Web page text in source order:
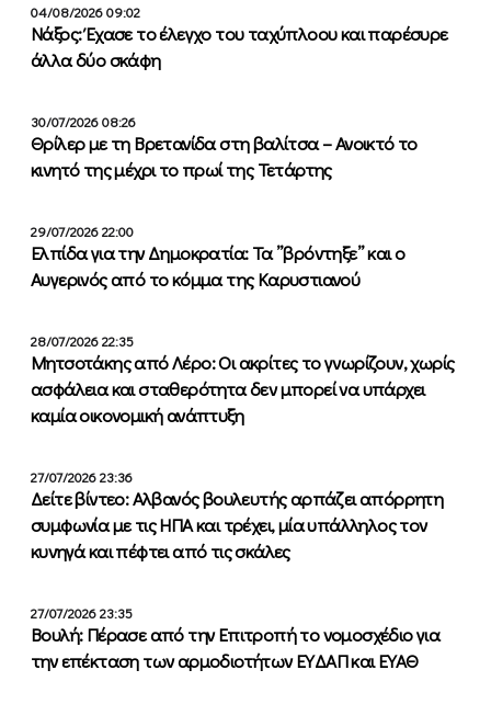
04/08/2026 09:02
Νάξος: Έχασε το έλεγχο του ταχύπλοου και παρέσυρε
άλλα δύο σκάφη
30/07/2026 08:26
Θρίλερ με τη Βρετανίδα στη βαλίτσα – Ανοικτό το
κινητό της μέχρι το πρωί της Τετάρτης
29/07/2026 22:00
Ελπίδα για την Δημοκρατία: Τα ”βρόντηξε” και ο
Αυγερινός από το κόμμα της Καρυστιανού
28/07/2026 22:35
Μητσοτάκης από Λέρο: Οι ακρίτες το γνωρίζουν, χωρίς
ασφάλεια και σταθερότητα δεν μπορεί να υπάρχει
καμία οικονομική ανάπτυξη
27/07/2026 23:36
Δείτε βίντεο: Αλβανός βουλευτής αρπάζει απόρρητη
συμφωνία με τις ΗΠΑ και τρέχει, μία υπάλληλος τον
κυνηγά και πέφτει από τις σκάλες
27/07/2026 23:35
Βουλή: Πέρασε από την Επιτροπή το νομοσχέδιο για
την επέκταση των αρμοδιοτήτων ΕΥΔΑΠ και ΕΥΑΘ